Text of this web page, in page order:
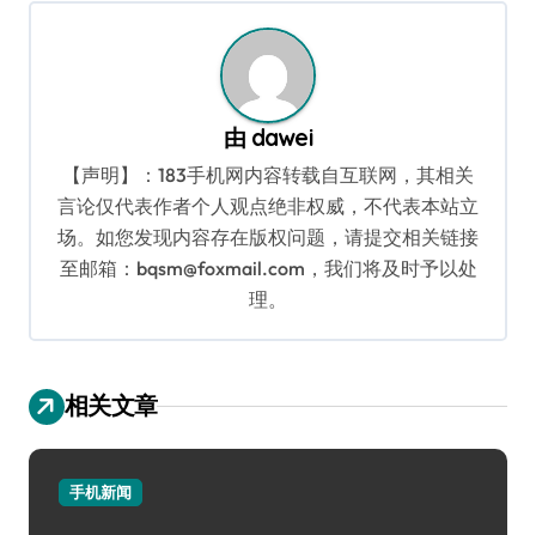
由 dawei
【声明】：183手机网内容转载自互联网，其相关
言论仅代表作者个人观点绝非权威，不代表本站立
场。如您发现内容存在版权问题，请提交相关链接
至邮箱：bqsm@foxmail.com，我们将及时予以处
理。
相关文章
手机新闻